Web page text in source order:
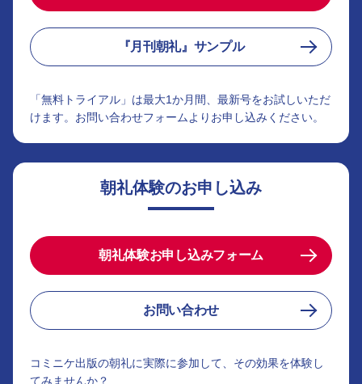
『月刊朝礼』サンプル
「無料トライアル」は最大1か月間、最新号をお試しいただ
けます。お問い合わせフォームよりお申し込みください。
朝礼体験のお申し込み
朝礼体験お申し込みフォーム
お問い合わせ
コミニケ出版の朝礼に実際に参加して、その効果を体験し
てみませんか？